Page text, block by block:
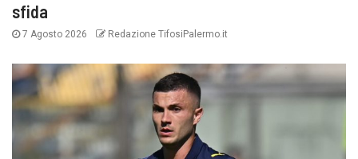
sfida
7 Agosto 2026 Redazione TifosiPalermo.it